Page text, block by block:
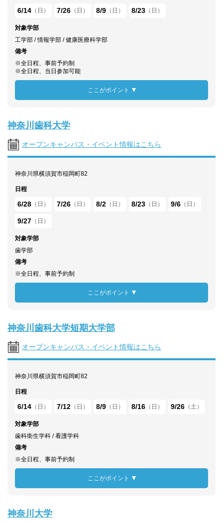
6/14 （日） 7/26 （日） 8/9 （日） 8/23 （日）
対象学部
工学部 / 情報学部 / 健康医療科学部
備考
※全日程、事前予約制
※全日程、当日参加可能
ここがポイント
神奈川歯科大学
オープンキャンパス・イベント情報はこちら
神奈川県横須賀市稲岡町82
日程
6/28 （日） 7/26 （日） 8/2 （日） 8/23 （日） 9/6 （日）
9/27 （日）
対象学部
歯学部
備考
※全日程、事前予約制
ここがポイント
神奈川歯科大学短期大学部
オープンキャンパス・イベント情報はこちら
神奈川県横須賀市稲岡町82
日程
6/14 （日） 7/12 （日） 8/9 （日） 8/16 （日） 9/26 （土）
対象学部
歯科衛生学科 / 看護学科
備考
※全日程、事前予約制
ここがポイント
神奈川大学